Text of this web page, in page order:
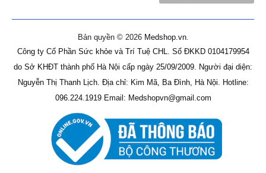
Bản quyền © 2026 Medshop.vn.
Công ty Cổ Phần Sức khỏe và Trí Tuệ CHL. Số ĐKKD 0104179954
do Sở KHĐT thành phố Hà Nội cấp ngày 25/09/2009. Người đại diện:
Nguyễn Thị Thanh Lịch. Địa chỉ: Kim Mã, Ba Đình, Hà Nội. Hotline:
096.224.1919 Email: Medshopvn@gmail.com